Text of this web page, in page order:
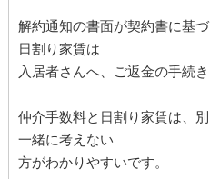
解約通知の書面が契約書に基
日割り家賃は
入居者さんへ、ご返金の手続
仲介手数料と日割り家賃は、
一緒に考えない
方がわかりやすいです。